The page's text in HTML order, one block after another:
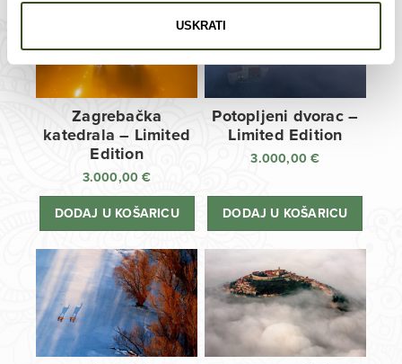
USKRATI
Zagrebačka
katedrala – Limited
Edition
3.000,00€
DODAJ U KOŠARICU
Potopljeni dvorac –
Limited Edition
3.000,00€
DODAJ U KOŠARICU